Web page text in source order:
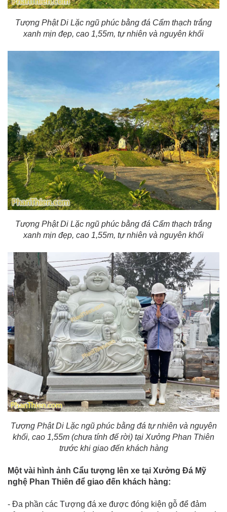
Tượng Phật Di Lặc ngũ phúc bằng đá Cẩm thạch trắng
xanh mịn đẹp, cao 1,55m, tự nhiên và nguyên khối
Tượng Phật Di Lặc ngũ phúc bằng đá Cẩm thạch trắng
xanh mịn đẹp, cao 1,55m, tự nhiên và nguyên khối
Tượng Phật Di Lặc ngũ phúc bằng đá tự nhiên và nguyên
khối, cao 1,55m (chưa tính đế rời) tại Xưởng Phan Thiên
trước khi giao đến khách hàng
Một vài hình ảnh Cẩu tượng lên xe tại Xưởng Đá Mỹ
nghệ Phan Thiên để giao đến khách hàng:
- Đa phần các Tượng đá xe được đóng kiện gỗ để đảm